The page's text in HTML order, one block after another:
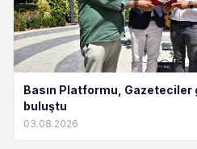
Basın Platformu,
buluştu
03.08.2026